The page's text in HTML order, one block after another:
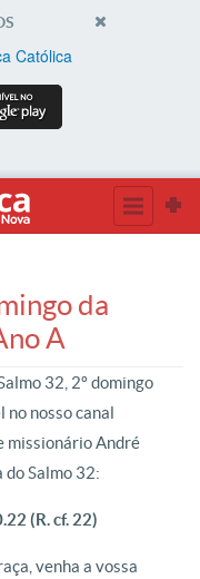
Católica
da
A
32, 2º domingo
no nosso canal
missionário André
do Salmo 32:
(R. cf. 22)
venha a vossa